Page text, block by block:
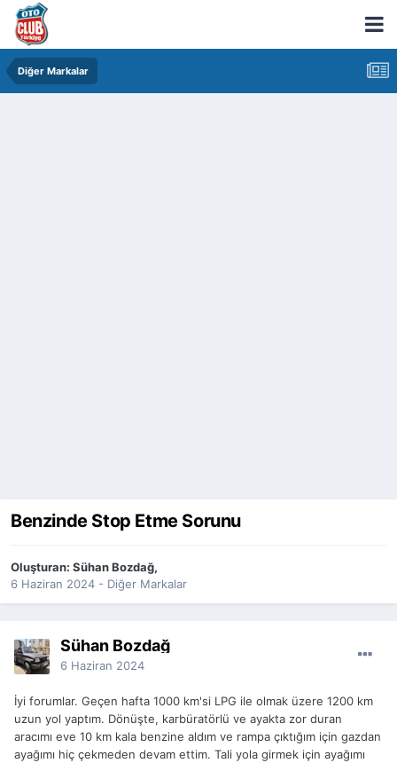
Diğer Markalar
Benzinde Stop Etme Sorunu
Oluşturan: Sühan Bozdağ,
6 Haziran 2024 - Diğer Markalar
Sühan Bozdağ
6 Haziran 2024
İyi forumlar. Geçen hafta 1000 km'si LPG ile olmak üzere 1200 km
uzun yol yaptım. Dönüşte, karbüratörlü ve ayakta zor duran
aracımı eve 10 km kala benzine aldım ve rampa çıktığım için gazdan
ayağımı hiç çekmeden devam ettim. Tali yola girmek için ayağımı